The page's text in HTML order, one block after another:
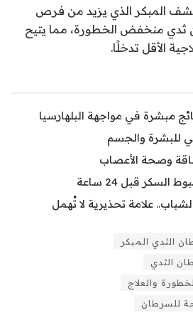
المبكر الذي يزيد من فرص
ثدي منخفض الخطورة، مما يتيح
الأقل تدخلًا.
مبشرة في مواجهة البلهارسيا
للبشرة والجسم
قبل 24 ساعة
علامة تحذيرية لا تُهمل
الثدي المبكر
الثدي
والعلاج
للسرطان